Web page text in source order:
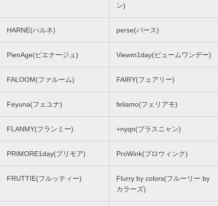
ン)
HARNE(ハルネ) perse(パース)
PienAge(ピエナージュ) Viewm1day(ビュームワンデー)
FALOOM(ファルーム) FAIRY(フェアリー)
Feyuna(フェユナ) feliamo(フェリアモ)
FLANMY(フランミー) +nyqn(プラスニャン)
PRIMORE1day(プリモア) ProWink(プロウィンク)
FRUTTIE(フルッティー)
Flurry by colors(フルーリー by
カラーズ)